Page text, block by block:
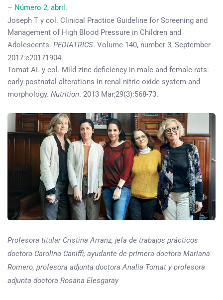
– Número 2, abril .
Joseph T y col. Clinical Practice Guideline for Screening and
Management of High Blood Pressure in Children and
Adolescents. PEDIATRICS. Volume 140, number 3, September
2017:e20171904.
Tomat AL y col. Mild zinc deficiency in male and female rats:
early postnatal alterations in renal nitric oxide system and
morphology. Nutrition. 2013 Mar;29(3):568-73.
Profesora titular Cristina Arranz, jefa de trabajos prácticos
doctora Carolina Caniffi, ayudante de primera doctora Mariana
Romero, profesora adjunta doctora Analia Tomat y profesora
adjunta doctora Rosana Elesgaray